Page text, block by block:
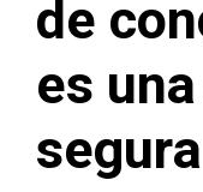
de
es
segura